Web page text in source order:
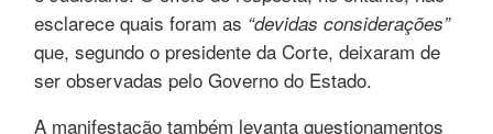
esclarece quais foram as “devidas considerações”
que, segundo o presidente da Corte, deixaram de
ser observadas pelo Governo do Estado.
A manifestação também levanta questionamentos